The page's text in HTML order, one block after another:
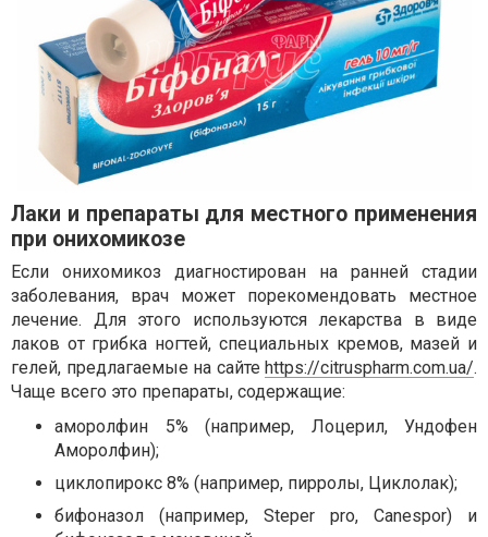
Лаки и препараты для местного применения
при онихомикозе
Если онихомикоз диагностирован на ранней стадии
заболевания, врач может порекомендовать местное
лечение. Для этого используются лекарства в виде
лаков от грибка ногтей, специальных кремов, мазей и
гелей, предлагаемые на сайте https://citruspharm.com.ua/.
Чаще всего это препараты, содержащие:
аморолфин 5% (например, Лоцерил, Ундофен
Аморолфин);
циклопирокс 8% (например, пирролы, Циклолак);
бифоназол (например, Steper pro, Canespor) и